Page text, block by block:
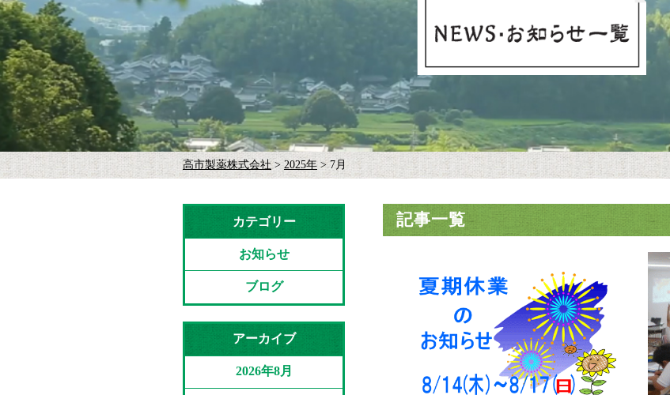
高市製薬株式会社> 2025年 >7月
記事一覧
カテゴリー
お知らせ
ブログ
アーカイブ
2026年8月